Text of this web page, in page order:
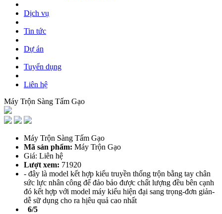
Dịch vụ
Tin tức
Dự án
Tuyển dụng
Liên hệ
Máy Trộn Sàng Tấm Gạo
Máy Trộn Sàng Tấm Gạo
Mã sản phẩm: Máy Trộn Gạo
Giá: Liên hệ
Lượt xem: 71920
- đây là model kết hợp kiểu truyền thống trộn bằng tay chân
sức lực nhân công để đảo bảo được chất lượng đều bên cạnh
đó kết hợp với model máy kiểu hiện đại sang trọng-đơn giản-
dễ sữ dụng cho ra hịêu quả cao nhất
6/5